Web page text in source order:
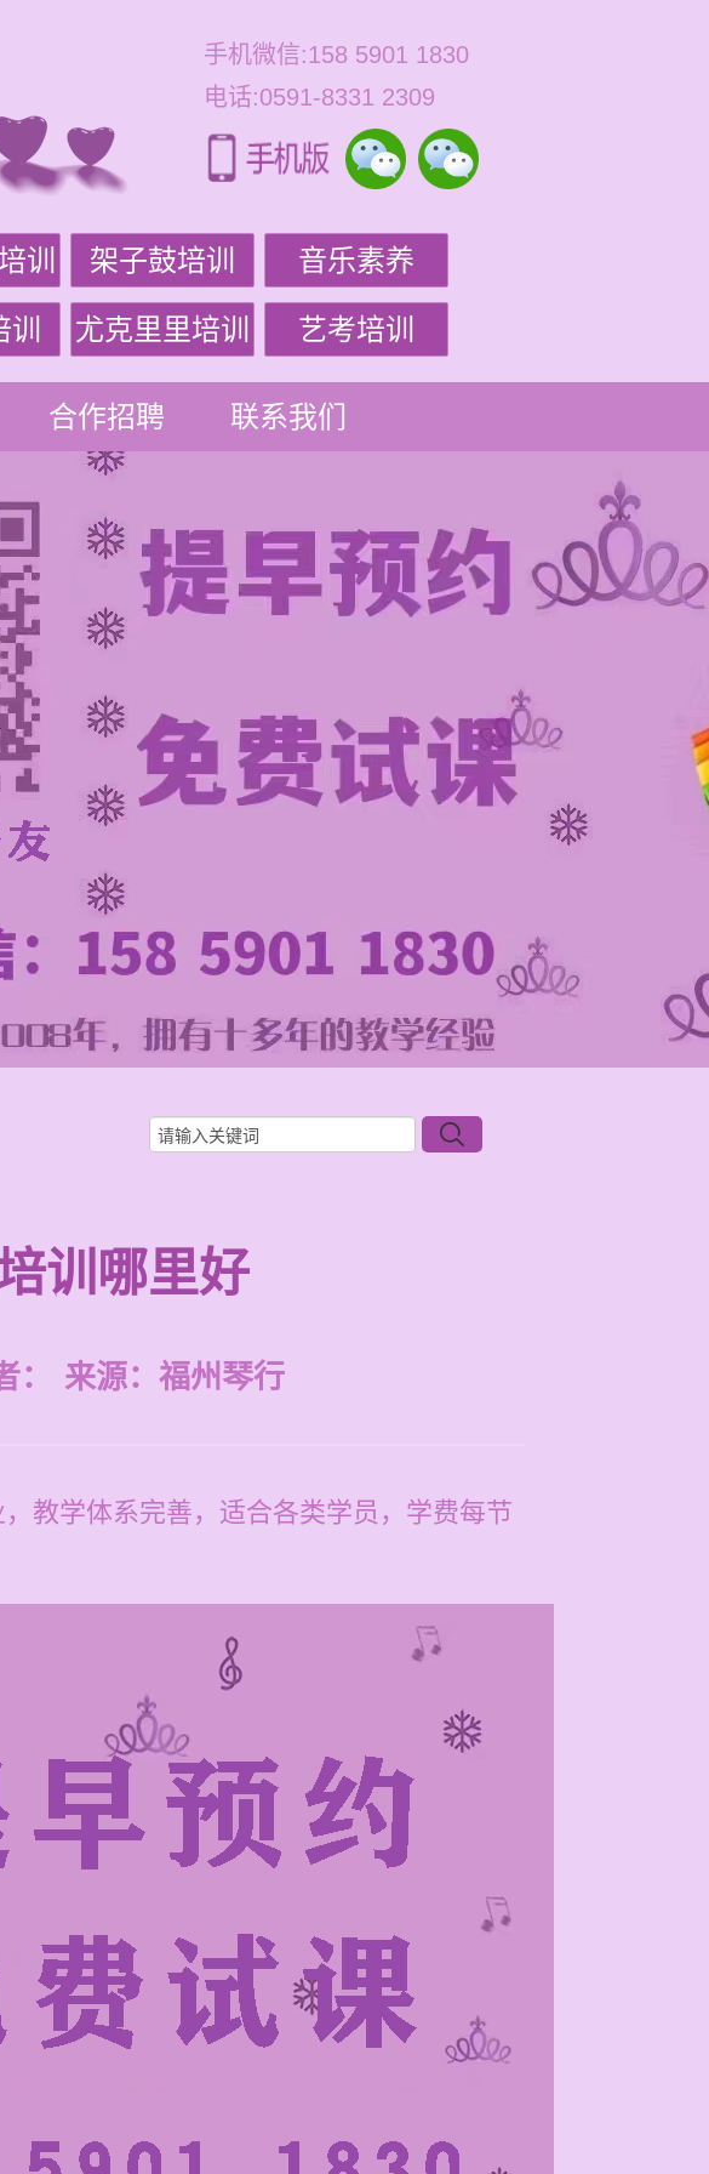
手机微信:158 5901 1830
电话:0591-8331 2309
训 架子鼓培训 音乐素养
尤克里里培训 艺考培训
合作招聘 联系我们
训哪里好
： 来源： 福州琴行
教学体系完善，适合各类学员，学费每节